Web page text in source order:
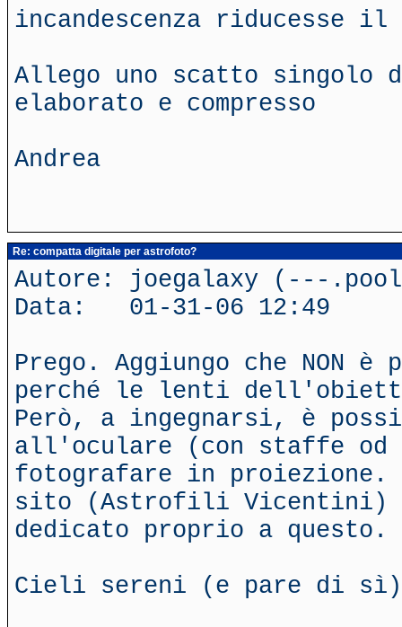
incandescenza riducesse
Allego uno scatto singolo
elaborato e compresso
Andrea
Re: compatta digitale per astrofoto?
Autore: joegalaxy (---
Data: 01-31-06 12:49
Prego. Aggiungo che NON
perché le lenti
Però, a ingegnarsi, è
all'oculare (con staffe od
fotografare in proiezione.
sito (Astrofili Vicentini)
dedicato proprio a questo.
Cieli sereni (e pare di